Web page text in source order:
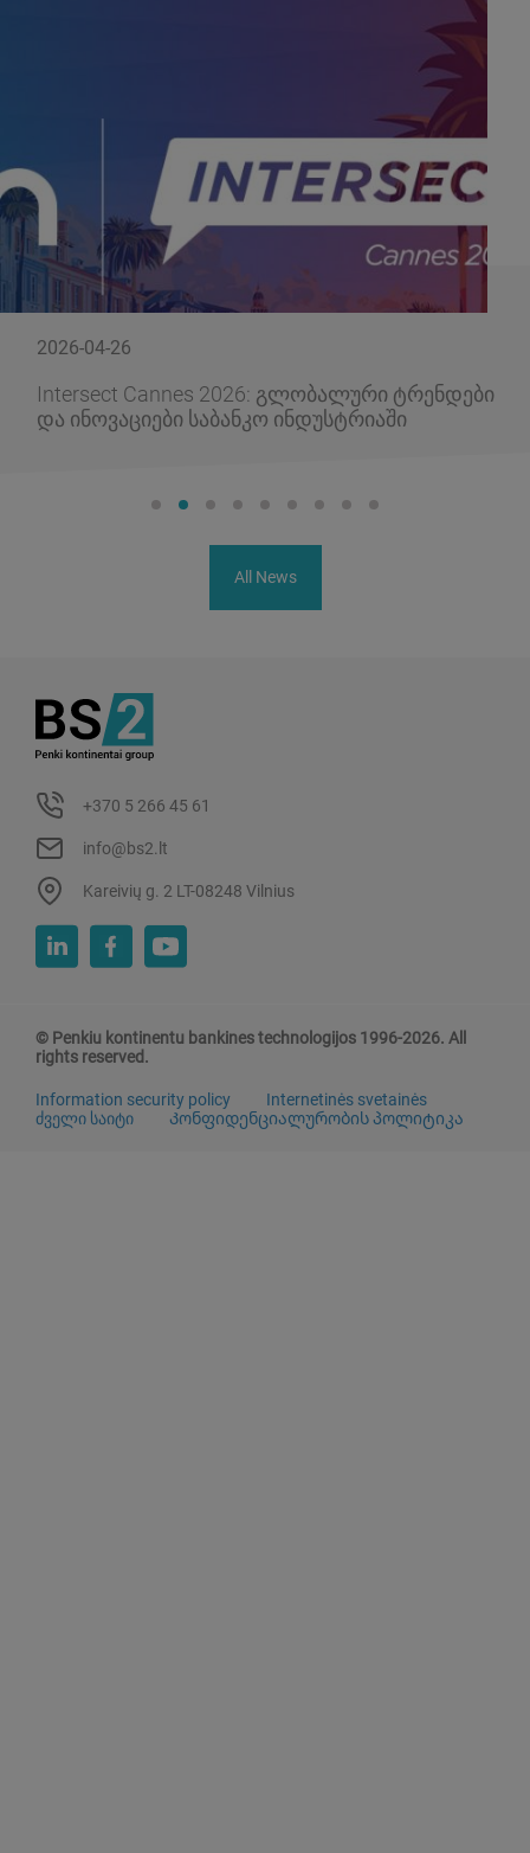
2026-04-26
Intersect Cannes 2026: გლობალური ტრენდები
და ინოვაციები საბანკო ინდუსტრიაში
All News
+370 5 266 45 61
info@bs2.lt
Kareivių g. 2 LT-08248 Vilnius
© Penkiu kontinentu bankines technologijos 1996-2026. All
rights reserved.
Information security policy
Internetinės svetainės
ძველი საიტი
Კონფიდენციალურობის პოლიტიკა